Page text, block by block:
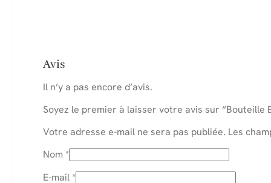
Avis
Il n’y a pas encore d’avis.
Soyez le premier à laisser votre avis sur “Bouteille
Votre adresse e-mail ne sera pas publiée. Les
Nom*
E-mail*